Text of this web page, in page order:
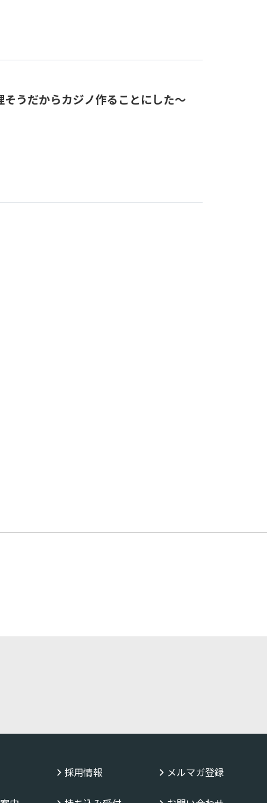
うだからカジノ作ることにした～
採用情報 メルマガ登録